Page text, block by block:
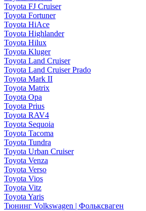
Toyota FJ Cruiser
Toyota Fortuner
Toyota HiAce
Toyota Highlander
Toyota Hilux
Toyota Kluger
Toyota Land Cruiser
Toyota Land Cruiser Prado
Toyota Mark II
Toyota Matrix
Toyota Opa
Toyota Prius
Toyota RAV4
Toyota Sequoia
Toyota Tacoma
Toyota Tundra
Toyota Urban Cruiser
Toyota Venza
Toyota Verso
Toyota Vios
Toyota Vitz
Toyota Yaris
Тюнинг Volkswagen | Фольксваген